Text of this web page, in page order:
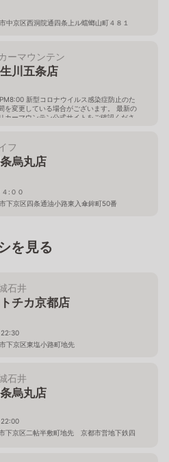
中京区西洞院通四条上ル蟷螂山町４８１
ーマウンテン
川五条店
新型コロナウイルス感染症防止のた
を変更している場合がございます。 最新の
カーマウンテン公式サイトをご確認くださ
フ
烏丸店
:００
下京区四条通油小路東入傘鉾町50番
を見る
石井
チカ京都店
下京区東塩小路町地先
石井
烏丸店
下京区二帖半敷町地先 京都市営地下鉄四